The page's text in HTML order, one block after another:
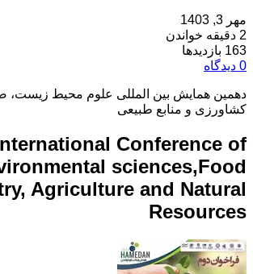
مهر 3, 1403
2 دقیقه خواندن
163 بازدیدها
0 دیدگاه
دهمین همایش بین المللی علوم محیط زیست،
کشاورزی و منابع طبیعی
Conference of
sciences,Food
Agriculture and Natural
Resources